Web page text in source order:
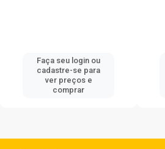
Faça seu login ou
cadastre-se para
ver preços e
comprar